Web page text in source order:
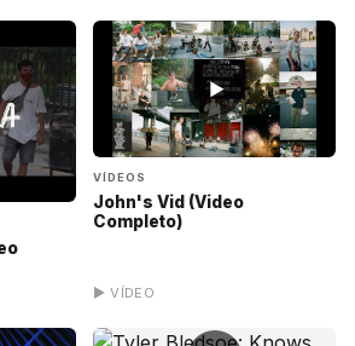
▶
VÍDEOS
John's Vid (Video
Completo)
▶ VÍDEO